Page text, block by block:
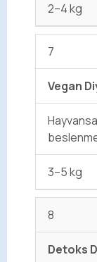
2–4 kg
7
Vegan
3–5 kg
8
Detoks